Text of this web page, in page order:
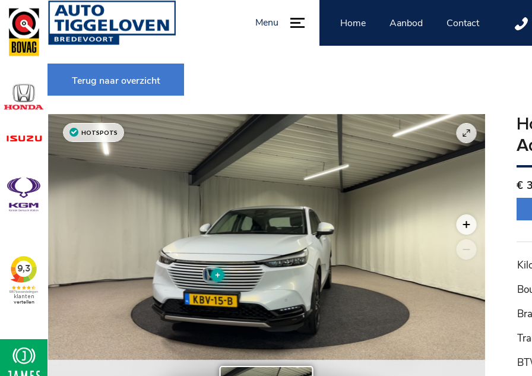
Menu Home Aanbod Contact
Terug naar overzicht
€